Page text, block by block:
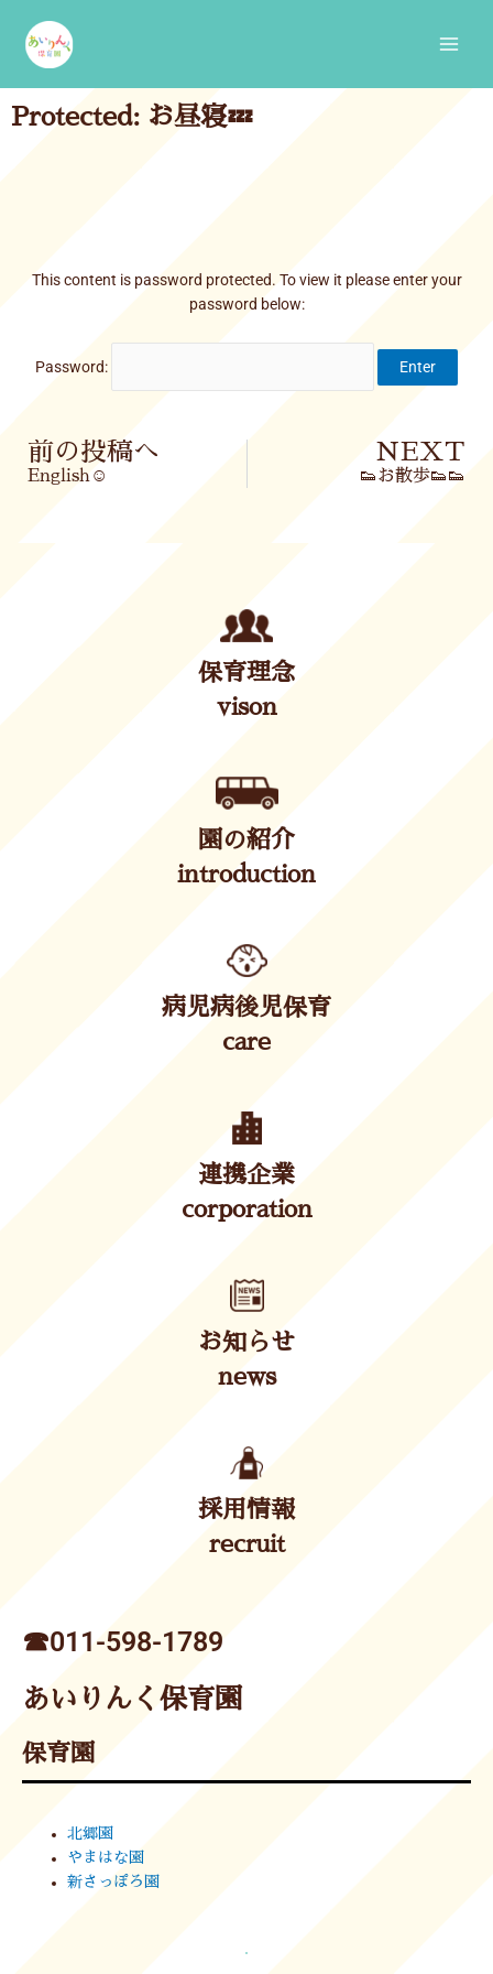
content
Protected: お昼寝💤
This content is password protected. To view it please enter your
password below:
Password:
Prev
前の投稿へ
English☺
NEXT
👟お散歩👟👟
保育理念
vison
園の紹介
introduction
病児病後児保育
care
連携企業
corporation
お知らせ
news
採用情報
recruit
☎︎011-598-1789
あいりんく保育園
保育園
北郷園
やまはな園
新さっぽろ園